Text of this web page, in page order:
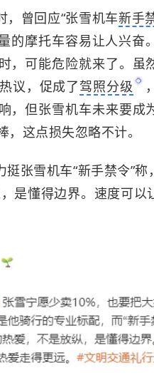
，曾回应“张雪机车新手
的摩托车容易让人兴奋
，可能危险就来了。虽
议，促成了驾照分级
，但张雪机车未来要成
这点损失忽略不计。
张雪机车“新手禁令”
是懂得边界。速度可以